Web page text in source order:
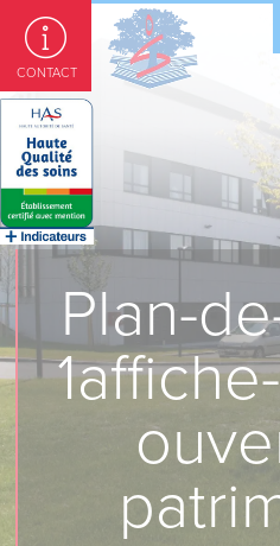
Plan-
CONTACT
Panneau de gestion des cookies